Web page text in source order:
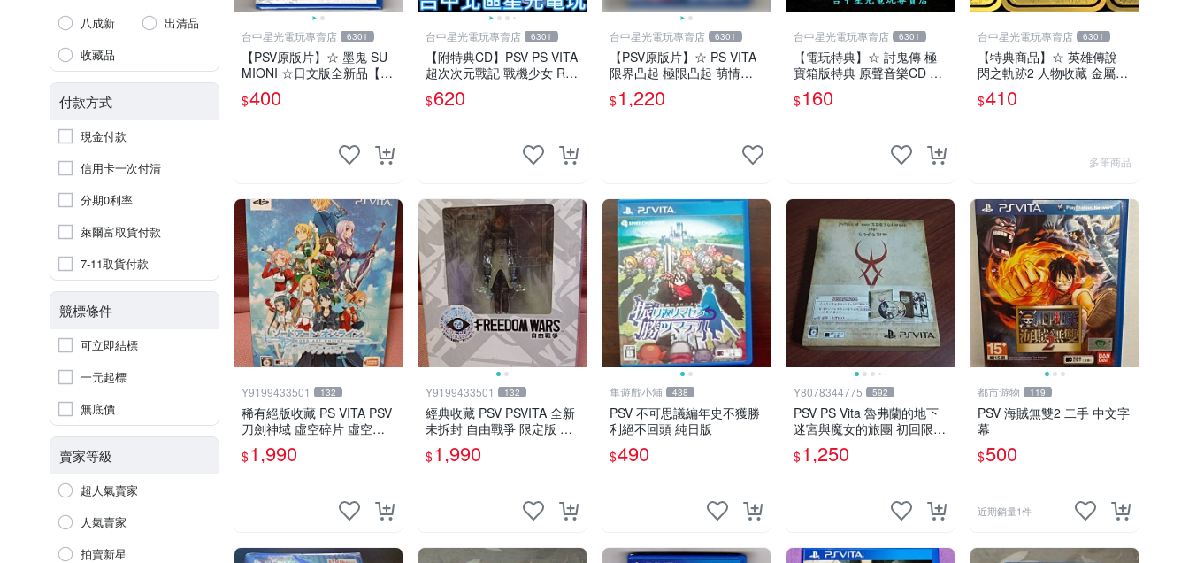
八成新
出清品
收藏品
付款方式
現金付款
信用卡一次付清
分期0利率
萊爾富取貨付款
7-11取貨付款
競標條件
可立即結標
一元起標
無底價
賣家等級
超人氣賣家
人氣賣家
拍賣新星
台中星光電玩專賣店 6301
【PSV原版片】☆ 墨鬼 SU
MIONI ☆日文版全新品【特
價優惠】台中星光電玩
$400
台中星光電玩專賣店 6301
【附特典CD】PSV PS VITA
超次次元戰記 戰機少女 Re;
Birth2 限定版 日文亞版全新
品【台中星光電玩】
$620
台中星光電玩專賣店 6301
【PSV原版片】☆ PS VITA
限界凸起 極限凸起 萌情水
晶 ☆中文版全新品【台中星
光電玩】
$1,220
台中星光電玩專賣店 6301
【電玩特典】☆ 討鬼傳 極
寶箱版特典 原聲音樂CD ☆
全新品【台中星光電玩】
$160
台中星光電玩專賣店 6301
【特典商品】☆ 英雄傳說
閃之軌跡2 人物收藏 金屬書
籤 ☆【愛莉澤＋莎朗＋愛爾
芬公主 3款一組】台中星光
$410
多筆商品
Y9199433501 132
稀有絕版收藏 PS VITA PSV
刀劍神域 虛空碎片 虛空斷
章 限定版 日版
$1,990
Y9199433501 132
經典收藏 PSV PSVITA 全新
未拆封 自由戰爭 限定版 中
文版
$1,990
隼遊戲小舖 438
PSV 不可思議編年史不獲勝
利絕不回頭 純日版
$490
Y8078344775 592
PSV PS Vita 魯弗蘭的地下
迷宮與魔女的旅團 初回限定
版 純日版 （二手）
$1,250
都市遊物 119
PSV 海賊無雙2 二手 中文字
幕
$500
近期銷量1件